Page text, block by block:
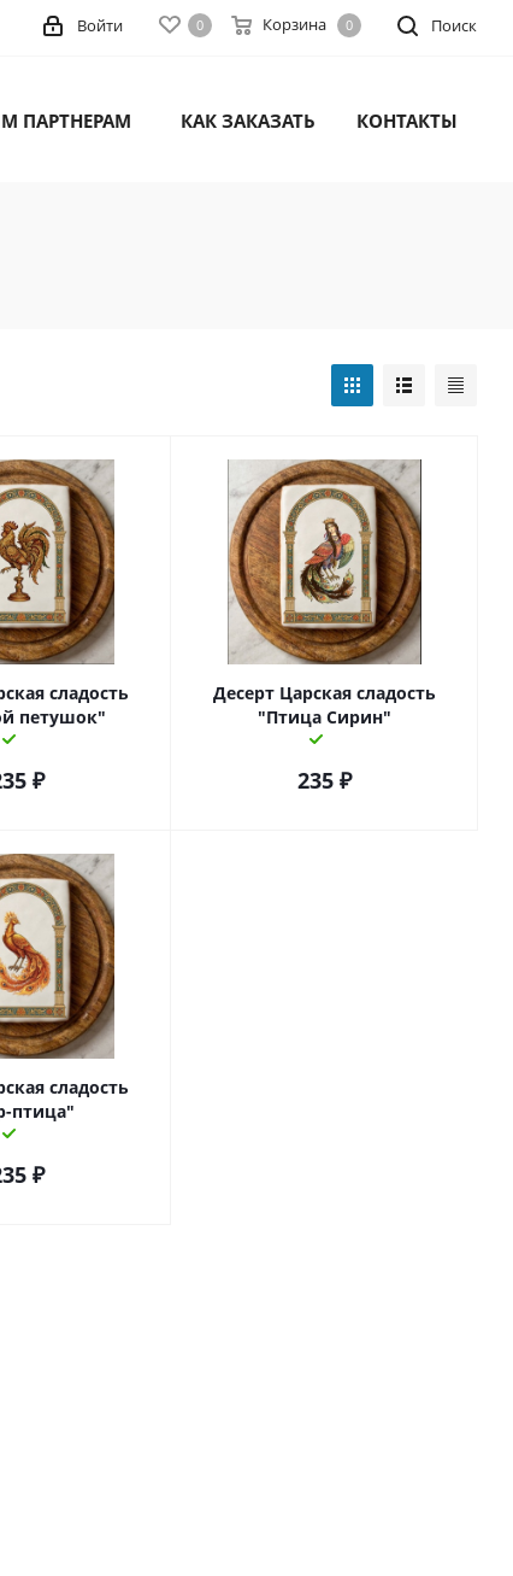
Поиск
0 Корзина 0
Войти
ПАРТНЕРАМ КАК ЗАКАЗАТЬ КОНТАКТЫ
сладость
петушок"
₽
Десерт Царская сладость
"Птица Сирин"
235 ₽
сладость
птица"
₽